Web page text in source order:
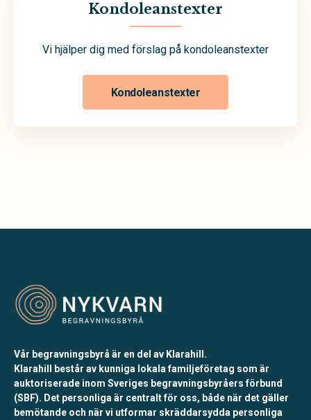
Kondoleanstexter
Vi hjälper dig med förslag på kondoleanstexter
Kondoleanstexter
Vår begravningsbyrå är en del av Klarahill.
Klarahill består av kunniga lokala familjeföretag som är
auktoriserade inom Sveriges begravningsbyråers förbund
(SBF). Det personliga är centralt för oss, både när det gäller
bemötande och när vi utformar skräddarsydda personliga